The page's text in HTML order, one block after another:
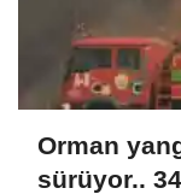
Orman
sürüyor..